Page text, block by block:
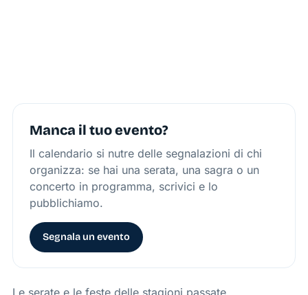
Manca il tuo evento?
Il calendario si nutre delle segnalazioni di chi
organizza: se hai una serata, una sagra o un
concerto in programma, scrivici e lo
pubblichiamo.
Segnala un evento
Le serate e le feste delle stagioni passate